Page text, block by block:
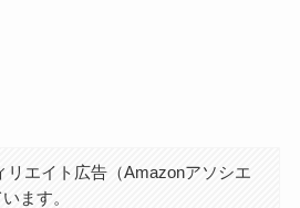
リエイト広告（Amazonアソシエ
ます。